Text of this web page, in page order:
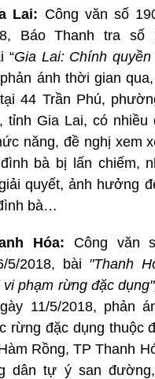
Lai: Công văn số
Báo Thanh tra số
“Gia Lai: Chính
phản ánh thời gian
44 Trần Phú,
tỉnh Gia Lai, có
năng, đề nghị xem
bà bị lấn chiếm,
quyết, ảnh hưởng
bà…
Hóa: Công văn
5/2018, bài "Thanh
phạm rừng đặc
11/5/2018, phản
rừng đặc dụng thuộc
Rồng, TP Thanh
dân tự ý san